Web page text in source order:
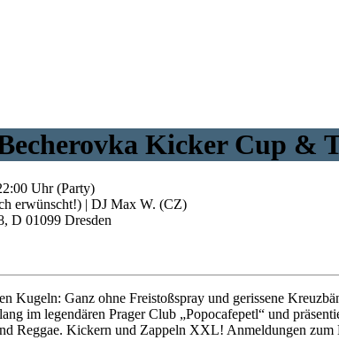
Becherovka Kicker Cup &
Uhr (Party)
erwünscht!) | DJ Max W. (CZ)
D 01099 Dresden
Kugeln: Ganz ohne Freistoßspray und gerissene
im legendären Prager Club „Popocafepetl“ und
Reggae. Kickern und Zappeln XXL! Anmeldungen zum